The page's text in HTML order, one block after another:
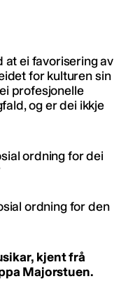
ei favorisering av
for kulturen sin
profesjonelle
og er dei ikkje
ordning for dei
ordning for den
kjent frå
Majorstuen.